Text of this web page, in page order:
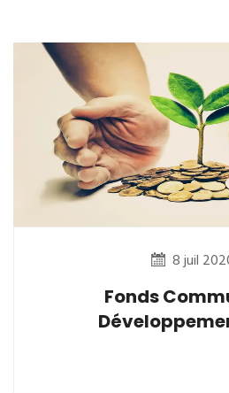
8 juil
Fonds